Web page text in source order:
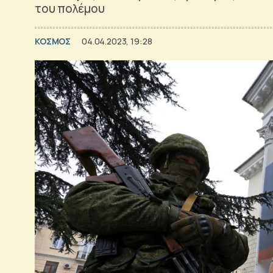
του πολέμου
ΚΟΣΜΟΣ 04.04.2023, 19:28